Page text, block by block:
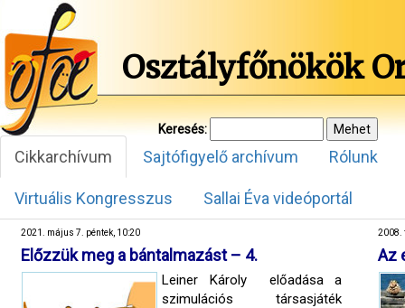
Osztályfőnökök
Keresés:
Cikkarchívum Sajtófigyelő archívum Rólunk
Virtuális Kongresszus Sallai Éva videóportál
2021. május 7. péntek, 10:20
Előzzük meg a bántalmazást – 4.
Leiner Károly előadása a
szimulációs társasjáték
2008.
Az